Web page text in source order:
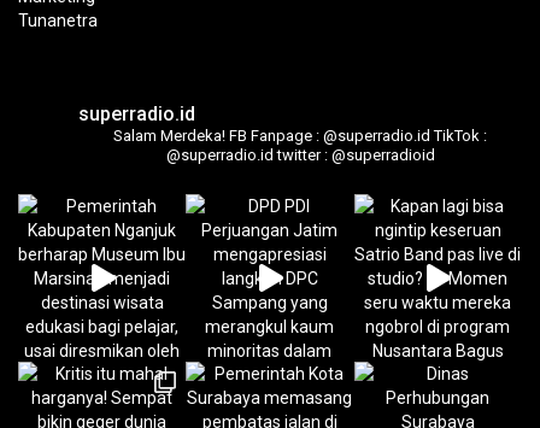
superradio.id
Salam Merdeka! FB Fanpage : @superradio.id TikTok :
@superradio.id twitter : @superradioid